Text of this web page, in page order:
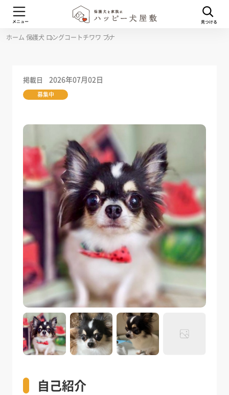
ホーム 保護犬 ロングコートチワワ ブナ
掲載日 2026年07月02日
募集中
自己紹介